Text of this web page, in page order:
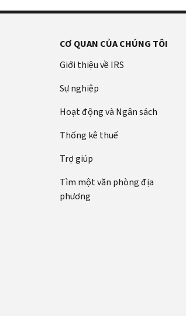
CƠ QUAN CỦA CHÚNG TÔI
Giới thiệu về IRS
Sự nghiệp
Hoạt động và Ngân sách
Thống kê thuế
Trợ giúp
Tìm một văn phòng địa
phương